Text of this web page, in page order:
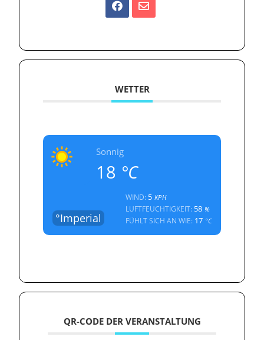
WETTER
Sonnig
18 °C
°Imperial
WIND: 5 KPH
LUFTFEUCHTIGKEIT: 58 %
FÜHLT SICH AN WIE: 17 °C
QR-CODE DER VERANSTALTUNG